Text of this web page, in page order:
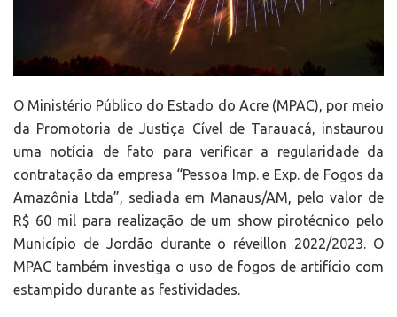
O Ministério Público do Estado do Acre (MPAC), por meio
da Promotoria de Justiça Cível de Tarauacá, instaurou
uma notícia de fato para verificar a regularidade da
contratação da empresa “Pessoa Imp. e Exp. de Fogos da
Amazônia Ltda”, sediada em Manaus/AM, pelo valor de
R$ 60 mil para realização de um show pirotécnico pelo
Município de Jordão durante o réveillon 2022/2023. O
MPAC também investiga o uso de fogos de artifício com
estampido durante as festividades.